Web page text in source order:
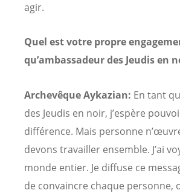
agir.
Quel est votre propre
qu’ambassadeur des Jeudis en
Archevêque Aykazian: En tant
des Jeudis en noir, j’espère
différence. Mais personne
devons travailler ensemble. J’ai
monde entier. Je diffuse ce
de convaincre chaque personne,